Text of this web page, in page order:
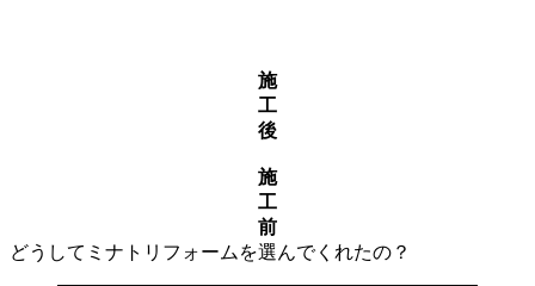
施
工
後
施
工
前
どうしてミナトリフォームを選んでくれたの？